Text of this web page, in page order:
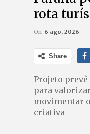
rota
On 6 ago, 2026
Share
Projeto prevê
para
movimentar
criativa